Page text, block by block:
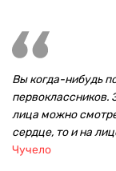
Вы когда-нибудь
лица можно
сердце, то и на
Чучело